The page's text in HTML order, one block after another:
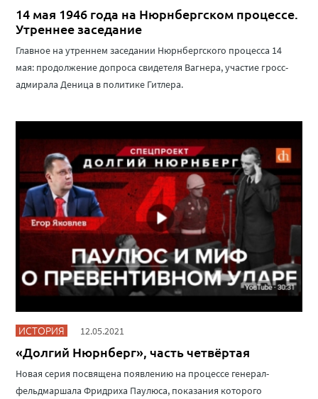
14 мая 1946 года на Нюрнбергском процессе.
Утреннее заседание
Главное на утреннем заседании Нюрнбергского процесса 14
мая: продолжение допроса свидетеля Вагнера, участие гросс-
адмирала Деница в политике Гитлера.
ИСТОРИЯ 12.05.2021
«Долгий Нюрнберг», часть четвёртая
Новая серия посвящена появлению на процессе генерал-
фельдмаршала Фридриха Паулюса, показания которого